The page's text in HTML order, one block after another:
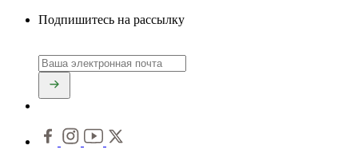
Подпишитесь на рассылку